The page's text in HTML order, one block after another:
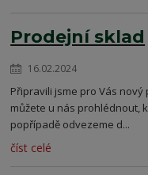
Prodejní sklad
16.02.2024
Připravili jsme pro Vás
můžete u nás prohlédnout,
popřípadě odvezeme d...
číst celé